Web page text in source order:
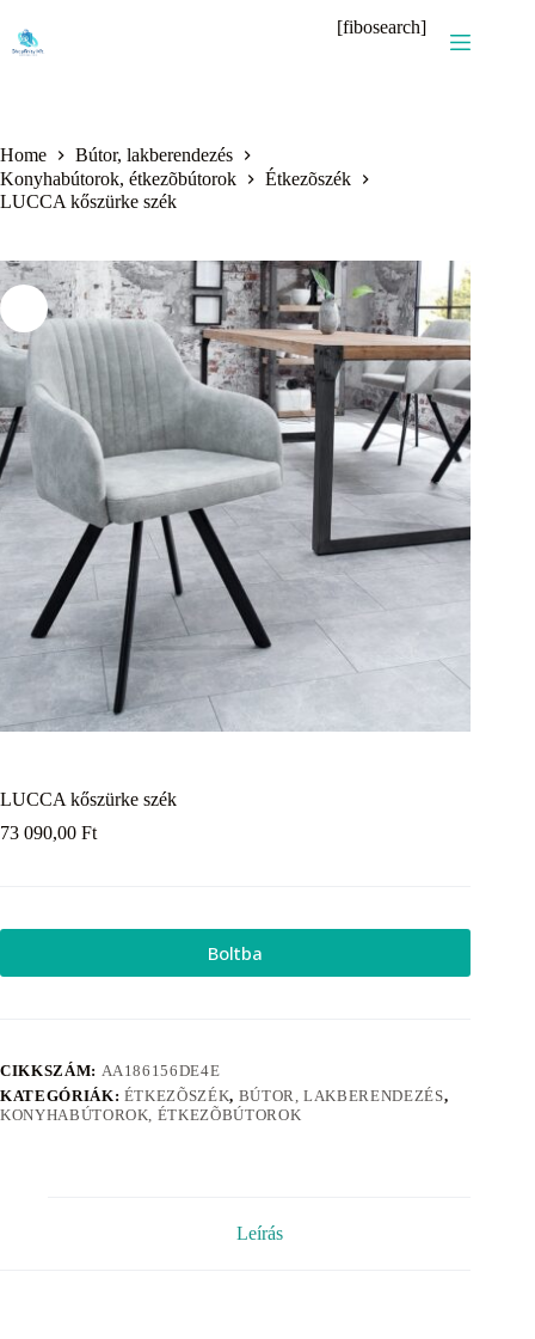
content
[fibosearch]
Home
Bútor, lakberendezés
Konyhabútorok, étkezõbútorok
Étkezõszék
LUCCA kőszürke szék
LUCCA kőszürke szék
73 090,00 Ft
Boltba
CIKKSZÁM: AA186156DE4E
KATEGÓRIÁK: ÉTKEZÕSZÉK, BÚTOR, LAKBERENDEZÉS,
KONYHABÚTOROK, ÉTKEZÕBÚTOROK
Leírás